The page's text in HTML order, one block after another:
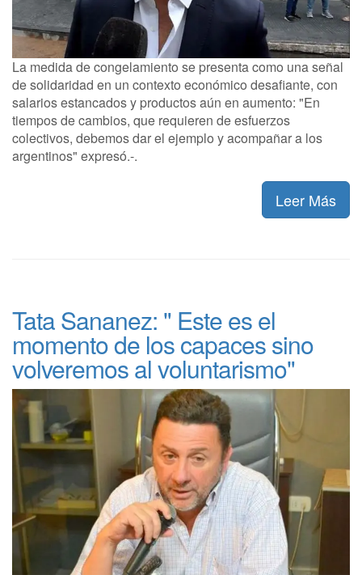
La medida de congelamiento se presenta como una señal
de solidaridad en un contexto económico desafiante, con
salarios estancados y productos aún en aumento: "En
tiempos de cambios, que requieren de esfuerzos
colectivos, debemos dar el ejemplo y acompañar a los
argentinos" expresó.-.
Leer Más
Tata Sananez: " Este es el
momento de los capaces sino
volveremos al voluntarismo"